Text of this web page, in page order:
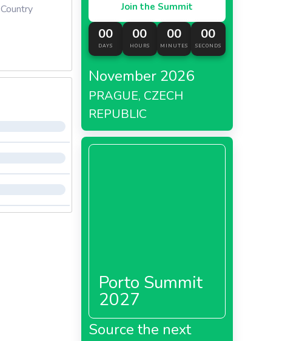
Country
Join the Summit
00
DAYS
00
HOURS
00
MINUTES
00
SECONDS
November 2026
PRAGUE, CZECH
REPUBLIC
Porto Summit
2027
Source the next